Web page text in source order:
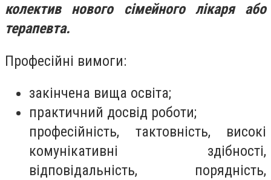
колектив нового сімейного лікаря або
терапевта.
Професійні вимоги:
закінчена вища освіта;
практичний досвід роботи;
професійність, тактовність, високі
комунікативні здібності,
відповідальність, порядність,